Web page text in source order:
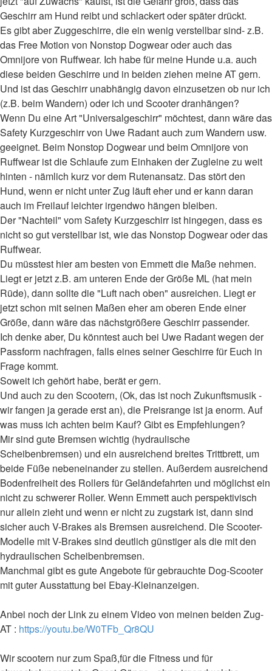
Geschirr am Hund reibt und schlackert oder später drückt.
Es gibt aber Zuggeschirre, die ein wenig verstellbar sind- z.B.
das Free Motion von Nonstop Dogwear oder auch das
Omnijore von Ruffwear. Ich habe für meine Hunde u.a. auch
diese beiden Geschirre und in beiden ziehen meine AT gern.
Und ist das Geschirr unabhängig davon einzusetzen ob nur ich
(z.B. beim Wandern) oder ich und Scooter dranhängen?
Wenn Du eine Art "Universalgeschirr" möchtest, dann wäre das
Safety Kurzgeschirr von Uwe Radant auch zum Wandern usw.
geeignet. Beim Nonstop Dogwear und beim Omnijore von
Ruffwear ist die Schlaufe zum Einhaken der Zugleine zu weit
hinten - nämlich kurz vor dem Rutenansatz. Das stört den
Hund, wenn er nicht unter Zug läuft eher und er kann daran
auch im Freilauf leichter irgendwo hängen bleiben.
Der "Nachteil" vom Safety Kurzgeschirr ist hingegen, dass es
nicht so gut verstellbar ist, wie das Nonstop Dogwear oder das
Ruffwear.
Du müsstest hier am besten von Emmett die Maße nehmen.
Liegt er jetzt z.B. am unteren Ende der Größe ML (hat mein
Rüde), dann sollte die "Luft nach oben" ausreichen. Liegt er
jetzt schon mit seinen Maßen eher am oberen Ende einer
Größe, dann wäre das nächstgrößere Geschirr passender.
Ich denke aber, Du könntest auch bei Uwe Radant wegen der
Passform nachfragen, falls eines seiner Geschirre für Euch in
Frage kommt.
Soweit ich gehört habe, berät er gern.
Und auch zu den Scootern, (Ok, das ist noch Zukunftsmusik -
wir fangen ja gerade erst an), die Preisrange ist ja enorm. Auf
was muss ich achten beim Kauf? Gibt es Empfehlungen?
Mir sind gute Bremsen wichtig (hydraulische
Scheibenbremsen) und ein ausreichend breites Trittbrett, um
beide Füße nebeneinander zu stellen. Außerdem ausreichend
Bodenfreiheit des Rollers für Geländefahrten und möglichst ein
nicht zu schwerer Roller. Wenn Emmett auch perspektivisch
nur allein zieht und wenn er nicht zu zugstark ist, dann sind
sicher auch V-Brakes als Bremsen ausreichend. Die Scooter-
Modelle mit V-Brakes sind deutlich günstiger als die mit den
hydraulischen Scheibenbremsen.
Manchmal gibt es gute Angebote für gebrauchte Dog-Scooter
mit guter Ausstattung bei Ebay-Kleinanzeigen.
Anbei noch der Link zu einem Video von meinen beiden Zug-
AT : https://youtu.be/W0TFb_Qr8QU
Wir scootern nur zum Spaß,für die Fitness und für